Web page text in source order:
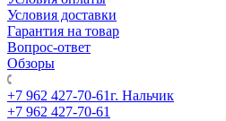
Условия доставки
Гарантия на товар
Вопрос-ответ
Обзоры
+7 962 427-70-61г. Нальчик
+7 962 427-70-61